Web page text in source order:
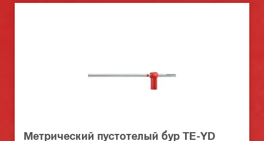
Метрический пустотелый бур TE-YD